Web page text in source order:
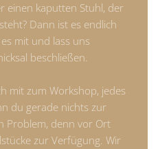
einen kaputten Stuhl, der
Dann ist es endlich
mit und lass uns
beschließen.
mit zum Workshop, jedes
du gerade nichts zur
Problem, denn vor Ort
zur Verfügung. Wir